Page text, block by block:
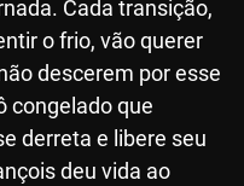
Cada transição,
o frio, vão querer
descerem por esse
congelado que
derreta e libere seu
deu vida ao